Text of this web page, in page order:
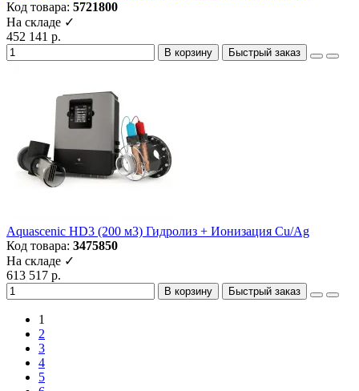
Код товара: 5721800
На складе ✓
452 141 р.
В корзину Быстрый заказ
Aquascenic HD3 (200 м3) Гидролиз + Ионизация Cu/Ag
Код товара: 3475850
На складе ✓
613 517 р.
В корзину Быстрый заказ
1
2
3
4
5